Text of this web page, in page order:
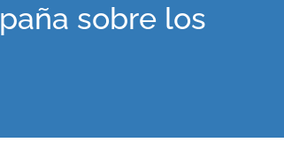
sobre los